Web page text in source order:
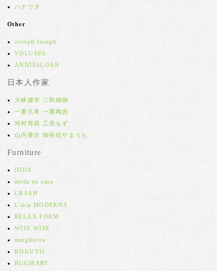
ハナウタ
Other
Joseph Joseph
VOLUSPA
ANNIESLOAN
日本人作家
大峡健市 三和織物
一重孔希 一重陶房
河村寿昌 工房もず
山内泰次 御蒔絵やまうち
Furniture
HIDA
moda en casa
CRASH
L'aria MODERNA
RELAX FORM
WISE WISE
margherita
KOKUYO
RUGMART